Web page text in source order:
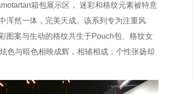
箱包展示区， 迷彩和格纹元素被特意
浑然一体，完美天成。该系列专为注重风
图案与生动的格纹共生于Pouch包、格纹女
色与暗色相映成辉，相辅相成；个性张扬却